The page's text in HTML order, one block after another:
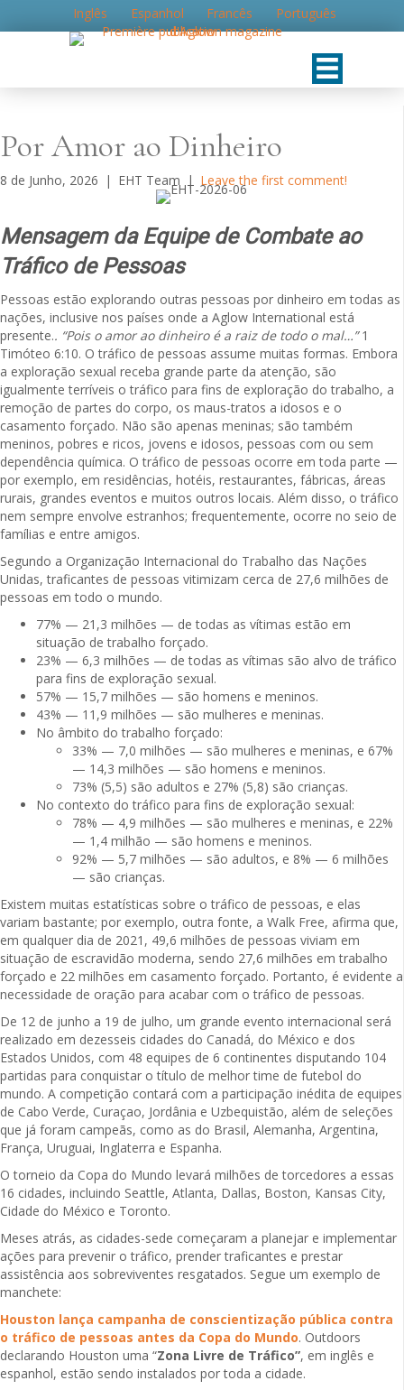
Inglês Espanhol Francês Português
Por Amor ao Dinheiro
8 de Junho, 2026 | EHT Team | Leave the first comment!
Mensagem da Equipe de Combate ao
Tráfico de Pessoas
Pessoas estão explorando outras pessoas por dinheiro em todas as
nações, inclusive nos países onde a Aglow International está
presente.. “Pois o amor ao dinheiro é a raiz de todo o mal…”1
Timóteo 6:10. O tráfico de pessoas assume muitas formas. Embora
a exploração sexual receba grande parte da atenção, são
igualmente terríveis o tráfico para fins de exploração do trabalho, a
remoção de partes do corpo, os maus-tratos a idosos e o
casamento forçado. Não são apenas meninas; são também
meninos, pobres e ricos, jovens e idosos, pessoas com ou sem
dependência química. O tráfico de pessoas ocorre em toda parte —
por exemplo, em residências, hotéis, restaurantes, fábricas, áreas
rurais, grandes eventos e muitos outros locais. Além disso, o tráfico
nem sempre envolve estranhos; frequentemente, ocorre no seio de
famílias e entre amigos.
Segundo a Organização Internacional do Trabalho das Nações
Unidas, traficantes de pessoas vitimizam cerca de 27,6 milhões de
pessoas em todo o mundo.
77% — 21,3 milhões — de todas as vítimas estão em
situação de trabalho forçado.
23% — 6,3 milhões — de todas as vítimas são alvo de tráfico
para fins de exploração sexual.
57% — 15,7 milhões — são homens e meninos.
43% — 11,9 milhões — são mulheres e meninas.
No âmbito do trabalho forçado:
33% — 7,0 milhões — são mulheres e meninas, e 67%
— 14,3 milhões — são homens e meninos.
73% (5,5) são adultos e 27% (5,8) são crianças.
No contexto do tráfico para fins de exploração sexual:
78% — 4,9 milhões — são mulheres e meninas, e 22%
— 1,4 milhão — são homens e meninos.
92% — 5,7 milhões — são adultos, e 8% — 6 milhões
— são crianças.
Existem muitas estatísticas sobre o tráfico de pessoas, e elas
variam bastante; por exemplo, outra fonte, a Walk Free, afirma que,
em qualquer dia de 2021, 49,6 milhões de pessoas viviam em
situação de escravidão moderna, sendo 27,6 milhões em trabalho
forçado e 22 milhões em casamento forçado. Portanto, é evidente a
necessidade de oração para acabar com o tráfico de pessoas.
De 12 de junho a 19 de julho, um grande evento internacional será
realizado em dezesseis cidades do Canadá, do México e dos
Estados Unidos, com 48 equipes de 6 continentes disputando 104
partidas para conquistar o título de melhor time de futebol do
mundo. A competição contará com a participação inédita de equipes
de Cabo Verde, Curaçao, Jordânia e Uzbequistão, além de seleções
que já foram campeãs, como as do Brasil, Alemanha, Argentina,
França, Uruguai, Inglaterra e Espanha.
O torneio da Copa do Mundo levará milhões de torcedores a essas
16 cidades, incluindo Seattle, Atlanta, Dallas, Boston, Kansas City,
Cidade do México e Toronto.
Meses atrás, as cidades-sede começaram a planejar e implementar
ações para prevenir o tráfico, prender traficantes e prestar
assistência aos sobreviventes resgatados. Segue um exemplo de
manchete:
Houston lança campanha de conscientização pública contra
o tráfico de pessoas antes da Copa do Mundo. Outdoors
declarando Houston uma “Zona Livre de Tráfico”, em inglês e
espanhol, estão sendo instalados por toda a cidade.